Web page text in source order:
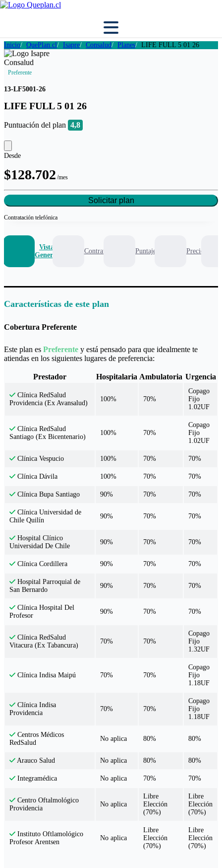
Inicio QuePlan.cl Isapre Consalud Planes LIFE FULL 5 01 26
Preferente
13-LF5001-26
LIFE FULL 5 01 26
Puntuación del plan 4,8
Desde
$128.702 /mes
Solicitar plan
Contratación telefónica
Vista
General
Contrato Puntaje Precio
Características de este plan
Cobertura Preferente
Este plan es Preferente y está pensado para que idealmente te
atiendas en los siguientes lugares de preferencia:
Prestador Hospitalaria Ambulatoria Urgencia
Clínica RedSalud
Providencia (Ex Avansalud)
100% 70%
Copago
Fijo
1.02UF
Clínica RedSalud
Santiago (Ex Bicentenario)
100% 70%
Copago
Fijo
1.02UF
Clínica Vespucio 100% 70% 70%
Clínica Dávila 100% 70% 70%
Clínica Bupa Santiago 90% 70% 70%
Clínica Universidad de
Chile Quilín
90% 70% 70%
Hospital Clínico
Universidad De Chile
90% 70% 70%
Clínica Cordillera 90% 70% 70%
Hospital Parroquial de
San Bernardo
90% 70% 70%
Clínica Hospital Del
Profesor
90% 70% 70%
Clínica RedSalud
Vitacura (Ex Tabancura)
70% 70%
Copago
Fijo
1.32UF
Clínica Indisa Maipú 70% 70%
Copago
Fijo
1.18UF
Clínica Indisa
Providencia
70% 70%
Copago
Fijo
1.18UF
Centros Médicos
RedSalud
No aplica 80% 80%
Arauco Salud No aplica 80% 80%
Integramédica No aplica 70% 70%
Centro Oftalmológico
Providencia
No aplica
Libre
Elección
(70%)
Libre
Elección
(70%)
Instituto Oftlamológico
Profesor Arentsen
No aplica
Libre
Elección
(70%)
Libre
Elección
(70%)